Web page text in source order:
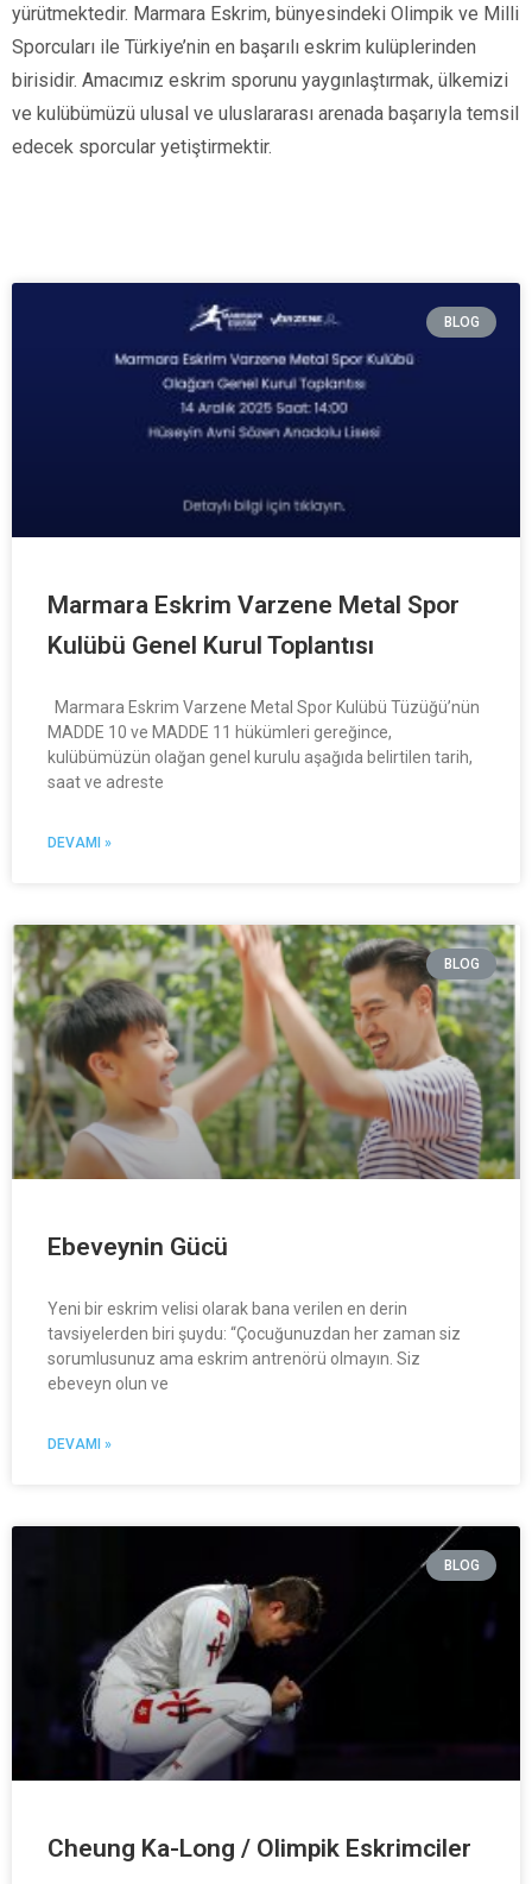
yürütmektedir. Marmara Eskrim, bünyesindeki Olimpik ve Milli
Sporcuları ile Türkiye’nin en başarılı eskrim kulüplerinden
birisidir. Amacımız eskrim sporunu yaygınlaştırmak, ülkemizi
ve kulübümüzü ulusal ve uluslararası arenada başarıyla temsil
edecek sporcular yetiştirmektir.
BLOG
Marmara Eskrim Varzene Metal Spor
Kulübü Genel Kurul Toplantısı
Marmara Eskrim Varzene Metal Spor Kulübü Tüzüğü’nün
MADDE 10 ve MADDE 11 hükümleri gereğince,
kulübümüzün olağan genel kurulu aşağıda belirtilen tarih,
saat ve adreste
DEVAMI »
BLOG
Ebeveynin Gücü
Yeni bir eskrim velisi olarak bana verilen en derin
tavsiyelerden biri şuydu: “Çocuğunuzdan her zaman siz
sorumlusunuz ama eskrim antrenörü olmayın. Siz
ebeveyn olun ve
DEVAMI »
BLOG
Cheung Ka-Long / Olimpik Eskrimciler